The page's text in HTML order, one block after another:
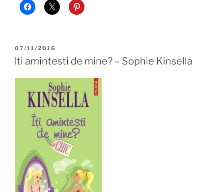
POSTED
ON
07/11/2016
Iti amintesti de mine? – Sophie Kinsella